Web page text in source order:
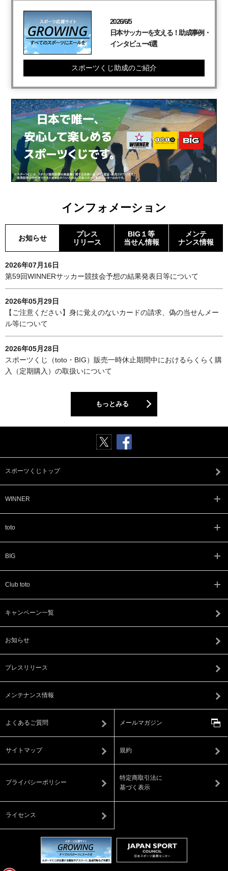
2026/6/5
日本サッカーを支える！助成事例・
インタビュー4選
スポーツくじ助成のご紹介
インフォメーション
お知らせ
プレス
リリース
BIG１等
当せん情報
メンテ
ナンス情報
2026年07月16日
第59回WINNERサッカー競技会予想の結果発表日等について
2026年05月29日
【ご注意ください】身に覚えのないカードの請求、偽の当せんメー
ル等について
2026年05月28日
スポーツくじ（toto・BIG）販売一時休止期間中におけるらくらく購
入（定期購入）の取扱いについて
もっとみる
スポーツくじトップ
WINNER
toto
BIG
Club toto
キャンペーン一覧
お知らせ
プレスリリース
メンテナンス情報
よくあるご質問 メールマガジン
サイトマップ 規約
プライバシーポリシー
特定商取引法に
基づく表示
ライセンス